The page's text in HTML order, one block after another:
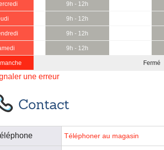
9h - 12h
9h - 12h
9h - 12h
9h - 12h
Fermé
une erreur
Contact
Téléphoner au magasin